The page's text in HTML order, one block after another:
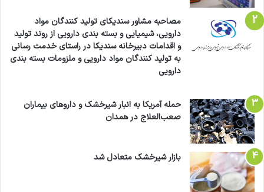
مصاحبه مشاور سندیکای تولید کنندگان مواد
دارویی، شیمیایی و بسته بندی دارویی از روند تولید
و اقدامات دبیرخانه سندیکا در راستای خدمت رسانی
به تولید کنندگان مواد دارویی و ملزومات بسته بندی
دارویی
حمله آمریکا به انبار شیرخشک و داروهای بیماران
صعب‌العلاج در همدان
بازار شیرخشک متعادل شد